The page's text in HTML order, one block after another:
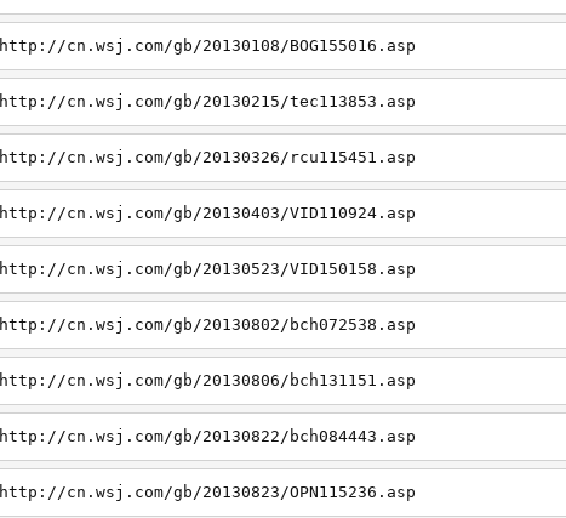
http://cn.wsj.com/gb/20130108/BOG155016.asp
http://cn.wsj.com/gb/20130215/tec113853.asp
http://cn.wsj.com/gb/20130326/rcu115451.asp
http://cn.wsj.com/gb/20130403/VID110924.asp
http://cn.wsj.com/gb/20130523/VID150158.asp
http://cn.wsj.com/gb/20130802/bch072538.asp
http://cn.wsj.com/gb/20130806/bch131151.asp
http://cn.wsj.com/gb/20130822/bch084443.asp
http://cn.wsj.com/gb/20130823/OPN115236.asp